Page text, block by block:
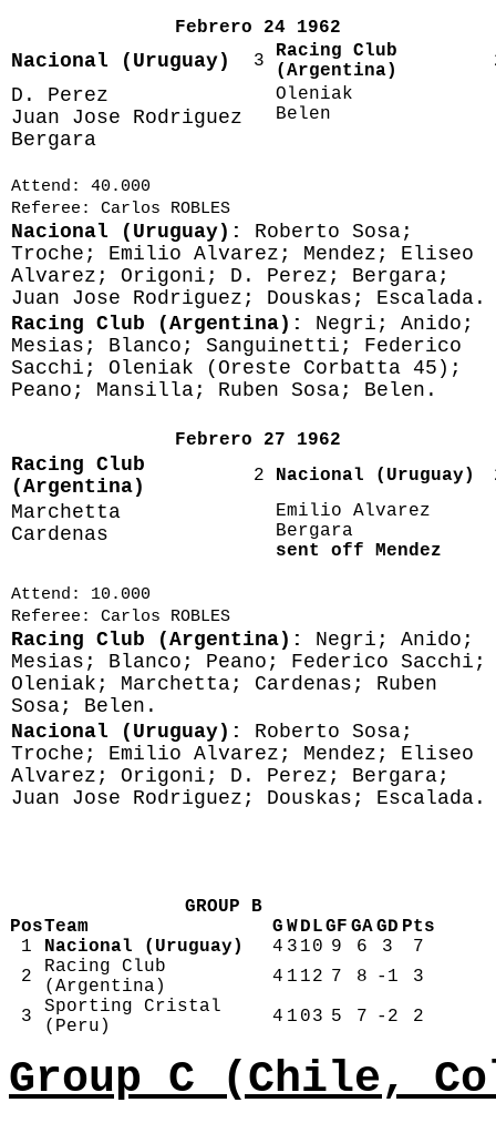
Febrero 24 1962
Nacional (Uruguay) 3
Racing Club
(Argentina)
D. Perez
Juan Jose Rodriguez
Bergara
Oleniak
Belen
Attend: 40.000
Referee: Carlos ROBLES
Nacional (Uruguay): Roberto Sosa;
Troche; Emilio Alvarez; Mendez; Eliseo
Alvarez; Origoni; D. Perez; Bergara;
Juan Jose Rodriguez; Douskas; Escalada.
Racing Club (Argentina): Negri; Anido;
Mesias; Blanco; Sanguinetti; Federico
Sacchi; Oleniak (Oreste Corbatta 45);
Peano; Mansilla; Ruben Sosa; Belen.
Febrero 27 1962
Racing Club
(Argentina)
2 Nacional (Uruguay)
Marchetta
Cardenas
Emilio Alvarez
Bergara
sent off Mendez
Attend: 10.000
Referee: Carlos ROBLES
Racing Club (Argentina): Negri; Anido;
Mesias; Blanco; Peano; Federico Sacchi;
Oleniak; Marchetta; Cardenas; Ruben
Sosa; Belen.
Nacional (Uruguay): Roberto Sosa;
Troche; Emilio Alvarez; Mendez; Eliseo
Alvarez; Origoni; D. Perez; Bergara;
Juan Jose Rodriguez; Douskas; Escalada.
GROUP B
PosTeam G WDLGF GAGD Pts
1
Nacional (Uruguay) 4 3 10 9 6 3
7
2
Racing Club
(Argentina)
4 1 12 7 8 -1
3
3
Sporting Cristal
(Peru)
4 1 03 5 7 -2 2
Group C (Chile,